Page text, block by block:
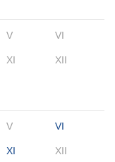
V VI
XI XII
V VI
XI XII